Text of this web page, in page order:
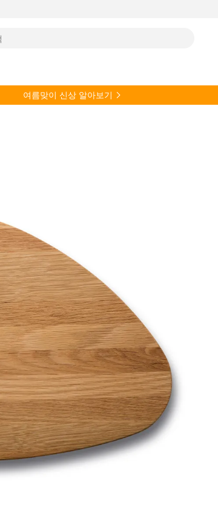
여름맞이 신상 알아보기